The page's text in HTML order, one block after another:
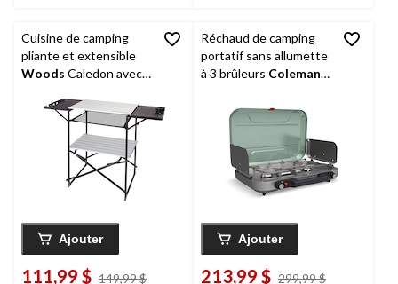
Cuisine de camping
pliante et extensible
Woods Caledon avec
transport
Ajouter
111,99 $ 149,99 $
Réchaud de camping
portatif sans allumette
à 3 brûleurs Coleman
Ajouter
213,99 $ 299,99 $